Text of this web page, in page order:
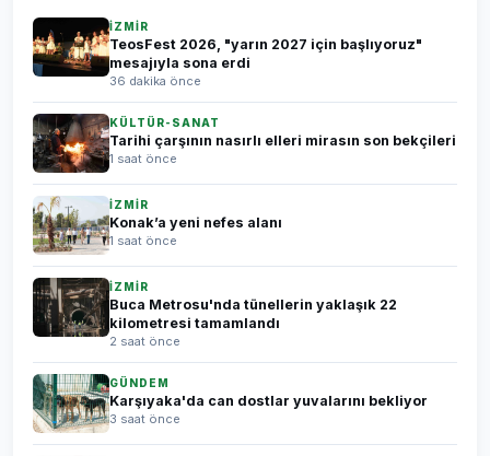
İZMİR
TeosFest 2026, "yarın 2027 için başlıyoruz"
mesajıyla sona erdi
36 dakika önce
KÜLTÜR-SANAT
Tarihi çarşının nasırlı elleri mirasın son bekçileri
1 saat önce
İZMİR
Konak’a yeni nefes alanı
1 saat önce
İZMİR
Buca Metrosu'nda tünellerin yaklaşık 22
kilometresi tamamlandı
2 saat önce
GÜNDEM
Karşıyaka'da can dostlar yuvalarını bekliyor
3 saat önce